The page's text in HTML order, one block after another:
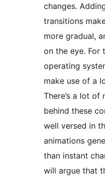
changes.
transitions
more gradual,
on the eye. For
operating
make use of a
There’s a lot of
behind these
well versed in
animations
than instant
will argue that